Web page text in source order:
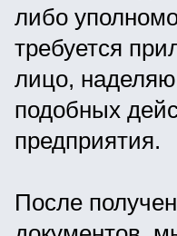
либо
требуется
лицо,
подобных
предприятия.
После